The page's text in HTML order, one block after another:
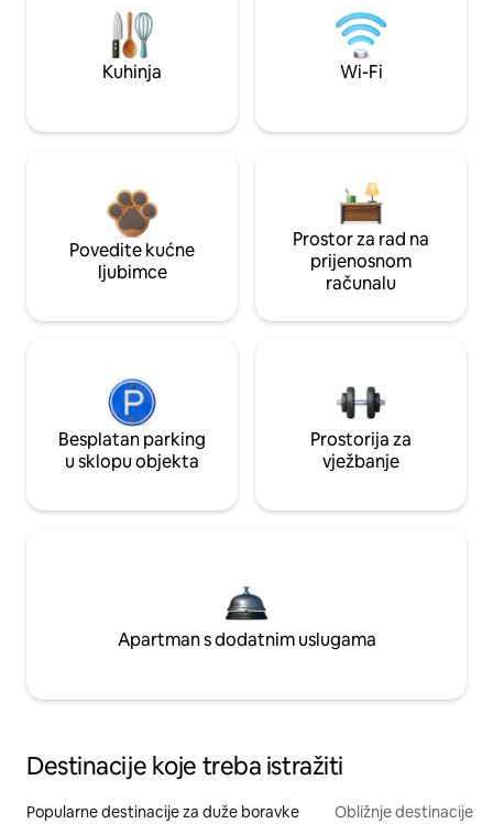
Kuhinja Wi-Fi
Povedite kućne
ljubimce
Prostor za rad na
prijenosnom
računalu
Besplatan parking
u sklopu objekta
Prostorija za
vježbanje
Apartman s dodatnim uslugama
Destinacije koje treba istražiti
Popularne destinacije za duže boravke Obližnje destinacije